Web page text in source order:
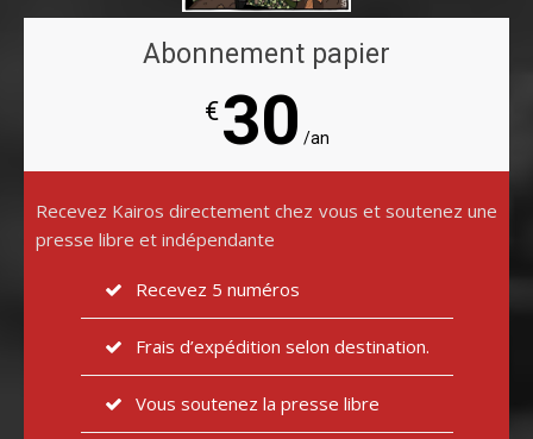
Abonnement papier
€30 /an
Recevez Kairos directement chez vous et soutenez une
presse libre et indépendante
Recevez 5 numéros
Frais d’expédition selon destination.
Vous soutenez la presse libre